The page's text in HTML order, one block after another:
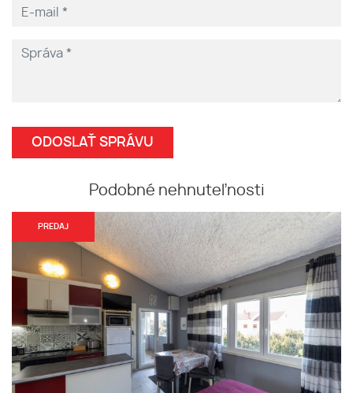
Podobné nehnuteľnosti
PREDAJ